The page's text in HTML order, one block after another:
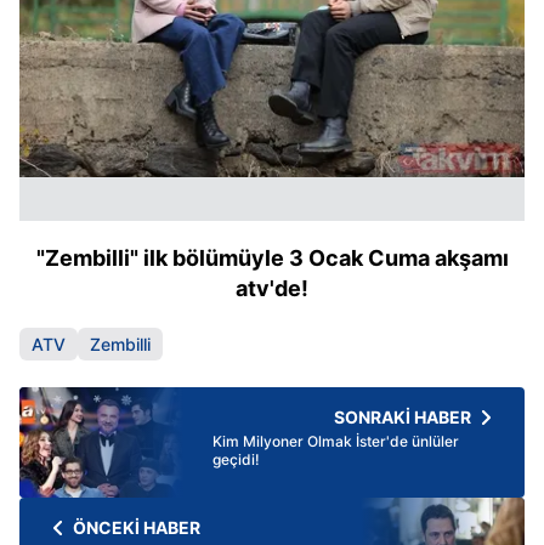
"Zembilli" ilk bölümüyle 3 Ocak Cuma akşamı
atv'de!
ATV Zembilli
SONRAKİ HABER
Kim Milyoner Olmak İster'de ünlüler
geçidi!
ÖNCEKİ HABER